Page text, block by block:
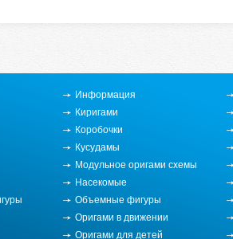
Информация
Киригами
Коробочки
Кусудамы
Модульное оригами схемы
Насекомые
Объемные фигуры
Оригами в движении
Оригами для детей